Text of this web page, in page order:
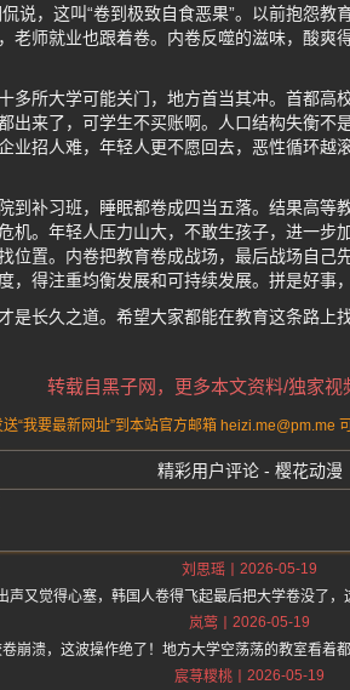
说，这叫“卷到极致自食恶果”。以前抱怨
老师就业也跟着卷。内卷反噬的滋味，酸爽得
多所大学可能关门，地方首当其冲。首都高
出来了，可学生不买账啊。人口结构失衡不
业招人难，年轻人更不愿回去，恶性循环越
到补习班，睡眠都卷成四当五落。结果高等
机。年轻人压力山大，不敢生孩子，进一步
位置。内卷把教育卷成战场，最后战场自己
，得注重均衡发展和可持续发展。拼是好事
是长久之道。希望大家都能在教育这条路上
转载自黑子网，更多本文资料/独家视
“我要最新网址”到本站官方邮箱 heizi.me@pm.me
精彩用户评论 - 樱花动漫
刘思瑶
2026-05-19
声又觉得心塞，韩国人卷得飞起最后把大学卷没了，
岚莺
2026-05-19
崩溃，这波操作绝了！地方大学空荡荡的教室看着
宸荨糭桃
2026-05-19